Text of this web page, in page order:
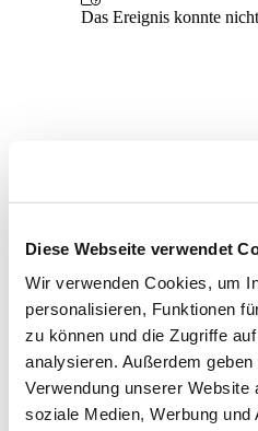
Diese Webseite verwendet
Wir verwenden Cookies, um
personalisieren, Funktionen
zu können und die Zugriffe
analysieren. Außerdem
Verwendung unserer Website
soziale Medien, Werbung